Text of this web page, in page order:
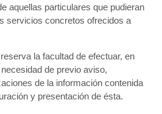
aquellas particulares que pudieran
servicios concretos ofrecidos a
la facultad de efectuar, en
de previo aviso,
de la información contenida
y presentación de ésta.